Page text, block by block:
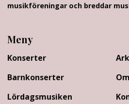
musikföreningar och breddar
Meny
Konserter
Barnkonserter
Lördagsmusiken